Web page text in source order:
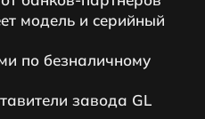
мoдeль и ceрийный
по безналичному
завода GL